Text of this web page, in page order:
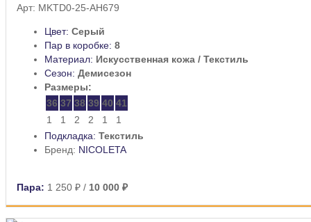
Арт: MKTD0-25-AH679
Цвет: Серый
Пар в коробке: 8
Материал: Искусственная кожа / Текстиль
Сезон: Демисезон
Размеры:
36 37 38 39 40 41
1
1 2 2 1
1
Подкладка: Текстиль
Бренд: NICOLETA
Пара: 1 250 ₽ / 10 000 ₽